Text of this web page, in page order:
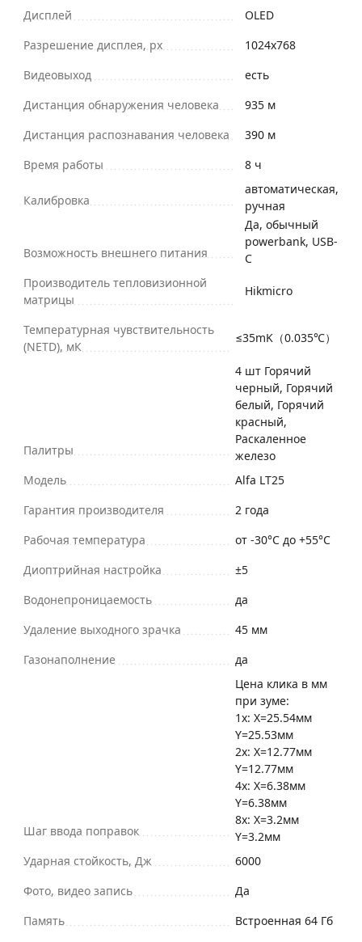
Дисплей
OLED
Разрешение дисплея, px
1024х768
Видеовыход
есть
Дистанция обнаружения человека
935 м
Дистанция распознавания человека
390 м
Время работы
8 ч
Калибровка
автоматическая,
ручная
Возможность внешнего питания
Да, обычный
powerbank, USB-
C
Производитель тепловизионной
матрицы
Hikmicro
Температурная чувствительность
(NETD), мК
≤35mK（0.035℃）
Палитры
4 шт Горячий
черный, Горячий
белый, Горячий
красный,
Раскаленное
железо
Модель
Alfa LT25
Гарантия производителя
2 года
Рабочая температура
от -30°C до +55°C
Диоптрийная настройка
±5
Водонепроницаемость
да
Удаление выходного зрачка
45 мм
Газонаполнение
да
Шаг ввода поправок
Цена клика в мм
при зуме:
1x: Х=25.54мм
Y=25.53мм
2x: Х=12.77мм
Y=12.77мм
4x: Х=6.38мм
Y=6.38мм
8x: Х=3.2мм
Y=3.2мм
Ударная стойкость, Дж
6000
Фото, видео запись
Да
Память
Встроенная 64 Гб